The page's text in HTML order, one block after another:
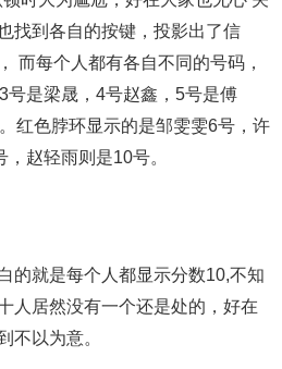
找到各自的按键，投影出了信
而每个人都有各自不同的号码，
号是梁晟，4号赵鑫，5号是傅
红色脖环显示的是邹雯雯6号，许
赵轻雨则是10号。
的就是每个人都显示分数10,不知
人居然没有一个还是处的，好在
不以为意。